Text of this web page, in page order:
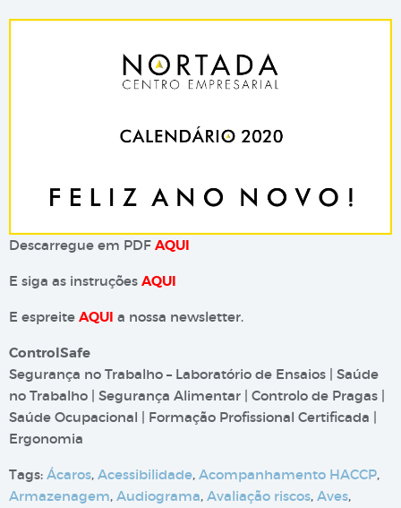
Descarregue em PDF AQUI
E siga as instruções AQUI
E espreite AQUI a nossa newsletter.
ControlSafe
Segurança no Trabalho – Laboratório de Ensaios | Saúde
no Trabalho | Segurança Alimentar | Controlo de Pragas |
Saúde Ocupacional | Formação Profissional Certificada |
Ergonomia
Tags: Ácaros, Acessibilidade, Acompanhamento HACCP,
Armazenagem, Audiograma, Avaliação riscos, Aves,